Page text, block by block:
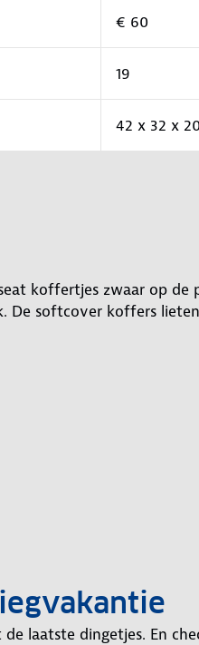
€ 60
19
42 x 32 x 20
koffertjes zwaar op
De softcover koffers
laatste dingetjes. En